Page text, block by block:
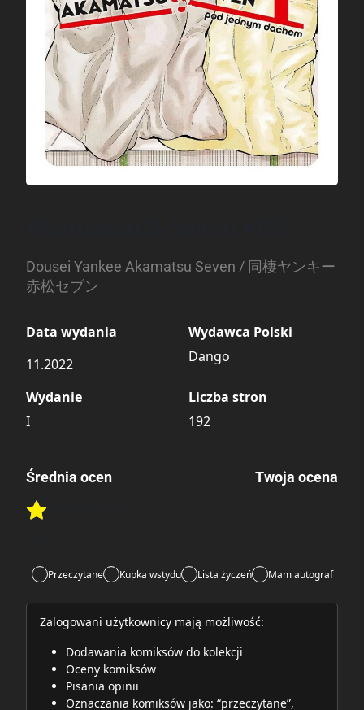
Dousei Yankee Akamatsu Seven / 同棲ヤンキー
赤松セブン
Data wydania
11.2022
Wydawca Polski
Dango
Wydanie
I
Liczba stron
192
Średnia ocen
Rate this item:
Twoja ocena
Przeczytane Kupka wstydu Lista życzeń Mam autograf
Zalogowani użytkownicy mają możliwość:
Dodawania komiksów do kolekcji
Oceny komiksów
Pisania opinii
Oznaczania komiksów jako: “przeczytane”,